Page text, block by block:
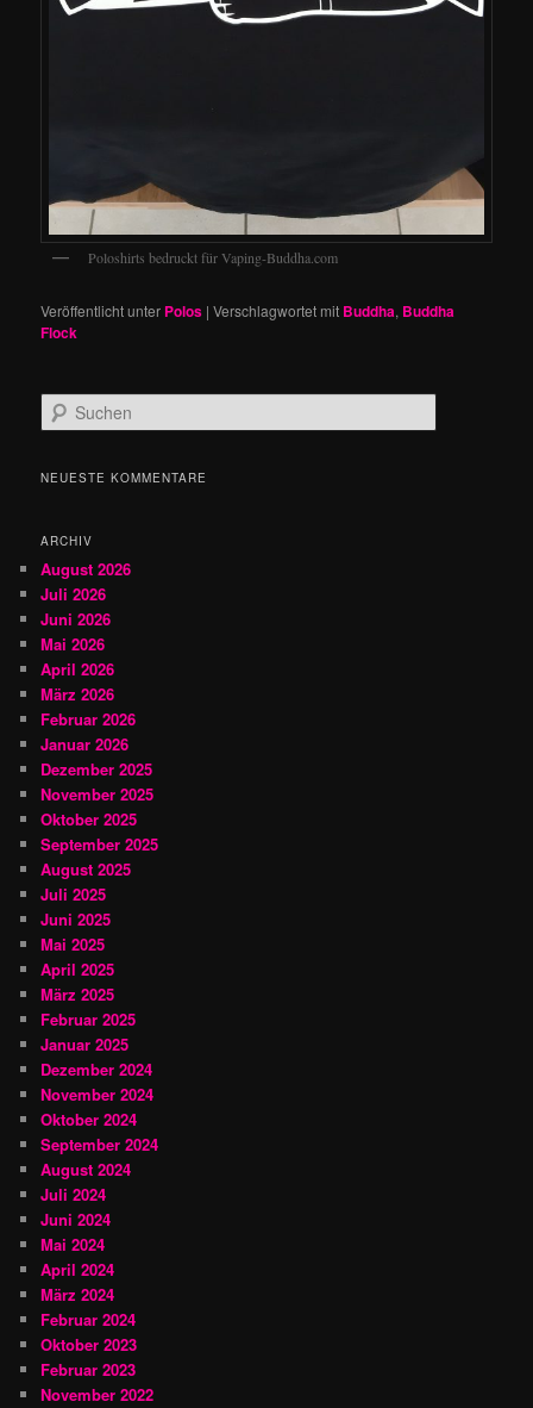
Poloshirts bedruckt für Vaping-Buddha.com
Veröffentlicht unter Polos |Verschlagwortet mit Buddha, Buddha
Flock
u
h
NEUESTE KOMMENTARE
ARCHIV
August 2026
Juli 2026
Juni 2026
Mai 2026
April 2026
März 2026
Februar 2026
Januar 2026
Dezember 2025
November 2025
Oktober 2025
September 2025
August 2025
Juli 2025
Juni 2025
Mai 2025
April 2025
März 2025
Februar 2025
Januar 2025
Dezember 2024
November 2024
Oktober 2024
September 2024
August 2024
Juli 2024
Juni 2024
Mai 2024
April 2024
März 2024
Februar 2024
Oktober 2023
Februar 2023
November 2022